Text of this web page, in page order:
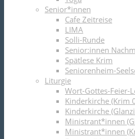
Senior*innen
Cafe Zeitreise
LIMA
Solli-Runde
Senior:innen
Spätlese Krim
Seniorenheim-
Liturgie
Wort-Gottes-Feier-
Kinderkirche (Krim
Kinderkirche
Ministrant*innen
Ministrant*innen